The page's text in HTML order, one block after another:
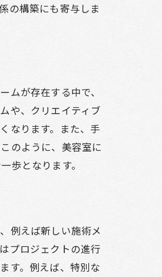
の構築にも寄与しま
が存在する中で、
や、クリエイティブ
なります。また、手
のように、美容室に
歩となります。
例えば新しい施術メ
プロジェクトの進行
す。例えば、特別な